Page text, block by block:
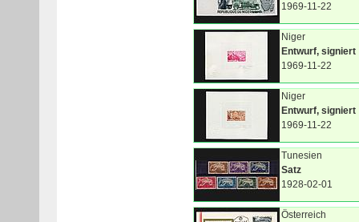
1969-11-22
Niger
Entwurf, signiert
1969-11-22
Niger
Entwurf, signiert
1969-11-22
Tunesien
Satz
1928-02-01
Österreich